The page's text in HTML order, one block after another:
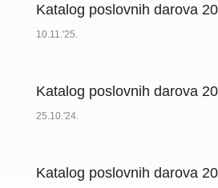
Katalog poslovnih darova
10.11.'25.
Katalog poslovnih darova
25.10.'24.
Katalog poslovnih darova